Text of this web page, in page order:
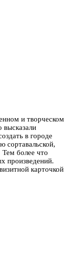
и творческом
высказали
в городе
сортавальской,
более что
произведений.
карточкой